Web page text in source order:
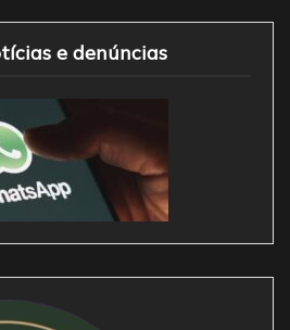
e denúncias